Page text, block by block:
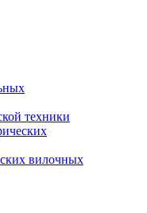
техники
вилочных